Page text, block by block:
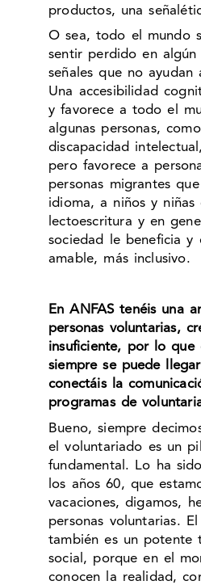
productos, una
O sea, todo el mundo
sentir perdido en
señales que no ayudan
Una accesibilidad
y favorece a todo el
algunas personas,
discapacidad
pero favorece a
personas migrantes
idioma, a niños y niñas
lectoescritura y en
sociedad le beneficia y
amable, más inclusivo.
En ANFAS tenéis una
personas voluntarias,
insuficiente, por lo que
siempre se puede
conectáis la
programas de
Bueno, siempre
el voluntariado es un
fundamental. Lo ha
los años 60, que
vacaciones, digamos,
personas voluntarias.
también es un potente
social, porque en el
conocen la realidad,